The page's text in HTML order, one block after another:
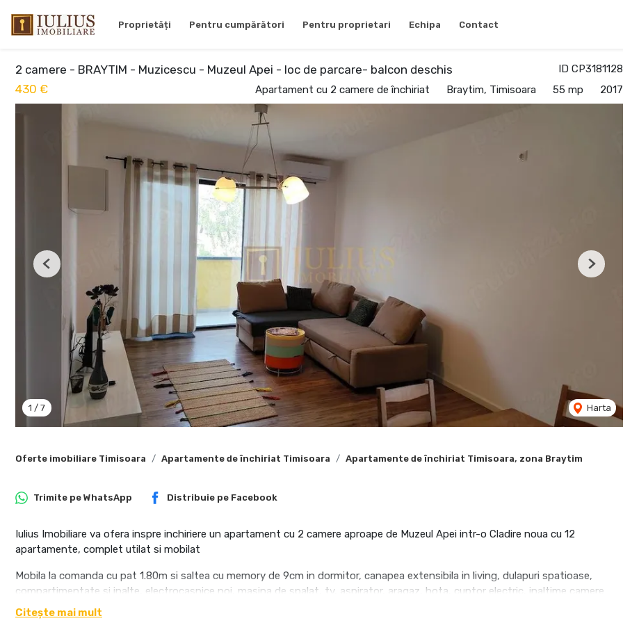
Proprietăți Pentru cumpărători Pentru proprietari Echipa Contact
ID CP3181128
2 camere - BRAYTIM - Muzicescu - Muzeul Apei - loc de parcare- balcon deschis
430 €
Apartament cu 2 camere de închiriat Braytim, Timisoara 55 mp 2017
1 / 7 Harta
Previous Next
Oferte imobiliare Timisoara Apartamente de închiriat Timisoara Apartamente de închiriat Timisoara, zona Braytim
Trimite pe WhatsApp Distribuie pe Facebook
Iulius Imobiliare va ofera inspre inchiriere un apartament cu 2 camere aproape de Muzeul Apei intr-o Cladire noua cu 12
apartamente, complet utilat si mobilat
Mobila la comanda cu pat 1.80m si saltea cu memory de 9cm in dormitor, canapea extensibila in living, dulapuri spatioase,
compartimentate si inalte, electrocasnice noi, masina de spalat, tv, aspirator, aragaz, hota, cuptor electric, inaltime camere
2.80m, geamuri termopan si plase de tantari
Citește mai mult